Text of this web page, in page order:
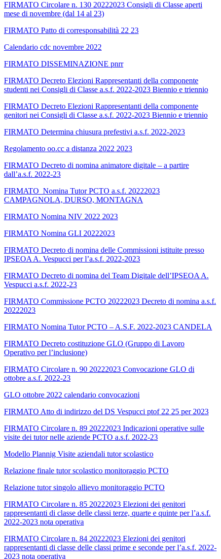
FIRMATO Circolare n. 130 20222023 Consigli di Classe aperti
mese di novembre (dal 14 al 23)
FIRMATO Patto di corresponsabilità 22 23
Calendario cdc novembre 2022
FIRMATO DISSEMINAZIONE pnrr
FIRMATO Decreto Elezioni Rappresentanti della componente
studenti nei Consigli di Classe a.s.f. 2022-2023 Biennio e triennio
FIRMATO Decreto Elezioni Rappresentanti della componente
genitori nei Consigli di Classe a.s.f. 2022-2023 Biennio e triennio
FIRMATO Determina chiusura prefestivi a.s.f. 2022-2023
Regolamento oo.cc a distanza 2022 2023
FIRMATO Decreto di nomina animatore digitale – a partire
dall’a.s.f. 2022-23
FIRMATO_Nomina Tutor PCTO a.s.f. 20222023
CAMPAGNOLA, DURSO, MONTAGNA
FIRMATO Nomina NIV 2022 2023
FIRMATO Nomina GLI 20222023
FIRMATO Decreto di nomina delle Commissioni istituite presso
IPSEOA A. Vespucci per l’a.s.f. 2022-2023
FIRMATO Decreto di nomina del Team Digitale dell’IPSEOA A.
Vespucci a.s.f. 2022-23
FIRMATO Commissione PCTO 20222023 Decreto di nomina a.s.f.
20222023
FIRMATO Nomina Tutor PCTO – A.S.F. 2022-2023 CANDELA
FIRMATO Decreto costituzione GLO (Gruppo di Lavoro
Operativo per l’inclusione)
FIRMATO Circolare n. 90 20222023 Convocazione GLO di
ottobre a.s.f. 2022-23
GLO ottobre 2022 calendario convocazioni
FIRMATO Atto di indirizzo del DS Vespucci ptof 22 25 per 2023
FIRMATO Circolare n. 89 20222023 Indicazioni operative sulle
visite dei tutor nelle aziende PCTO a.s.f. 2022-23
Modello Plannig Visite aziendali tutor scolastico
Relazione finale tutor scolastico monitoraggio PCTO
Relazione tutor singolo allievo monitoraggio PCTO
FIRMATO Circolare n. 85 20222023 Elezioni dei genitori
rappresentanti di classe delle classi terze, quarte e quinte per l’a.s.f.
2022-2023 nota operativa
FIRMATO Circolare n. 84 20222023 Elezioni dei genitori
rappresentanti di classe delle classi prime e seconde per l’a.s.f. 2022-
2023 nota operativa